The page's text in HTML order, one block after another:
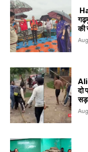
की
दो